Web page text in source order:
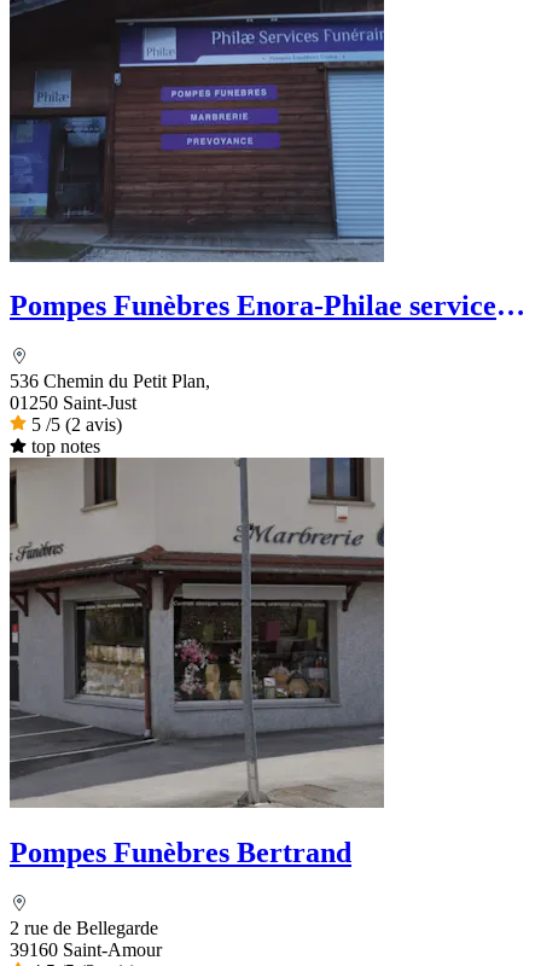
Pompes Funèbres Enora-Philae services
536 Chemin du Petit Plan,
01250 Saint-Just
5 /5 (2 avis)
top notes
Pompes Funèbres Bertrand
2 rue de Bellegarde
39160 Saint-Amour